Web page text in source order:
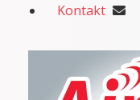
Kontakt